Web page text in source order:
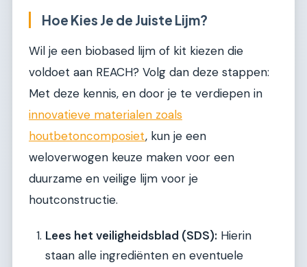
Hoe Kies Je de Juiste Lijm?
Wil je een biobased lijm of kit kiezen die
voldoet aan REACH? Volg dan deze stappen:
Met deze kennis, en door je te verdiepen in
innovatieve materialen zoals
houtbetoncomposiet, kun je een
weloverwogen keuze maken voor een
duurzame en veilige lijm voor je
houtconstructie.
Lees het veiligheidsblad (SDS): Hierin
staan alle ingrediënten en eventuele